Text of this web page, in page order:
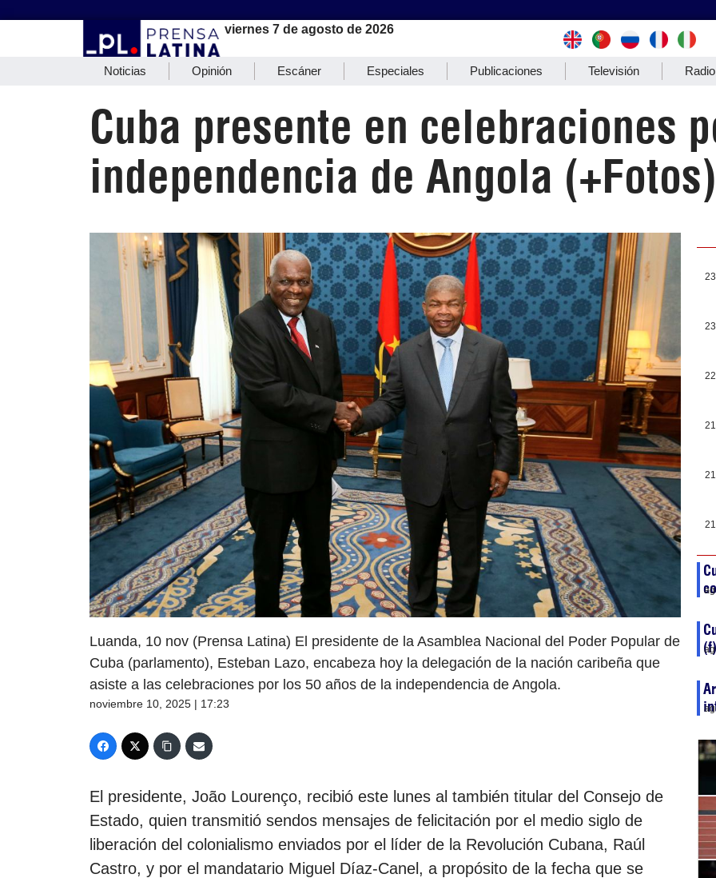
viernes 7 de agosto de 2026
Noticias Opinión Escáner Especiales Publicaciones Televisión Radio
Cuba presente en celebraciones
independencia de Angola (+Fotos)
Luanda, 10 nov (Prensa Latina) El presidente de la Asamblea Nacional del Poder Popular de
Cuba (parlamento), Esteban Lazo, encabeza hoy la delegación de la nación caribeña que
asiste a las celebraciones por los 50 años de la independencia de Angola.
noviembre 10, 2025 | 17:23
El presidente, João Lourenço, recibió este lunes al también titular del Consejo de
Estado, quien transmitió sendos mensajes de felicitación por el medio siglo de
liberación del colonialismo enviados por el líder de la Revolución Cubana, Raúl
Castro, y por el mandatario Miguel Díaz-Canel, a propósito de la fecha que se